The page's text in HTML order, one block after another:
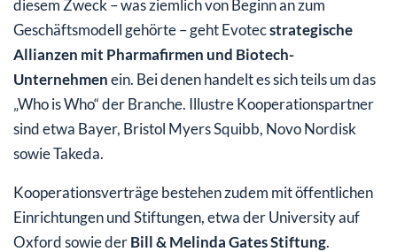
diesem Zweck – was ziemlich von Beginn an zum
Geschäftsmodell gehörte – geht Evotecstrategische
Allianzen mit Pharmafirmen und Biotech-
Unternehmenein. Bei denen handelt es sich teils um das
„Who is Who“ der Branche. Illustre Kooperationspartner
sind etwa Bayer, Bristol Myers Squibb, Novo Nordisk
sowie Takeda.
Kooperationsverträge bestehen zudem mit öffentlichen
Einrichtungen und Stiftungen, etwa der University auf
Oxford sowie derBill & Melinda Gates Stiftung.